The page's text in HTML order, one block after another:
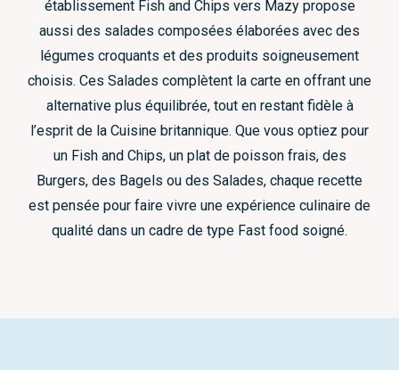
établissement Fish and Chips vers Mazy propose
aussi des salades composées élaborées avec des
légumes croquants et des produits soigneusement
choisis. Ces Salades complètent la carte en offrant une
alternative plus équilibrée, tout en restant fidèle à
l’esprit de la Cuisine britannique. Que vous optiez pour
un Fish and Chips, un plat de poisson frais, des
Burgers, des Bagels ou des Salades, chaque recette
est pensée pour faire vivre une expérience culinaire de
qualité dans un cadre de type Fast food soigné.